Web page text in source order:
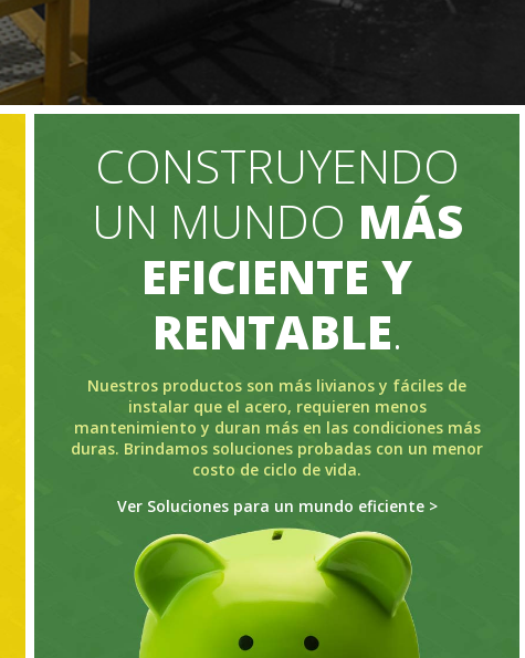
CONSTRUYENDO
UN MUNDO MÁS
EFICIENTE Y
RENTABLE.
Nuestros productos son más livianos y fáciles de
instalar que el acero, requieren menos
mantenimiento y duran más en las condiciones más
duras. Brindamos soluciones probadas con un menor
costo de ciclo de vida.
Ver Soluciones para un mundo eficiente >